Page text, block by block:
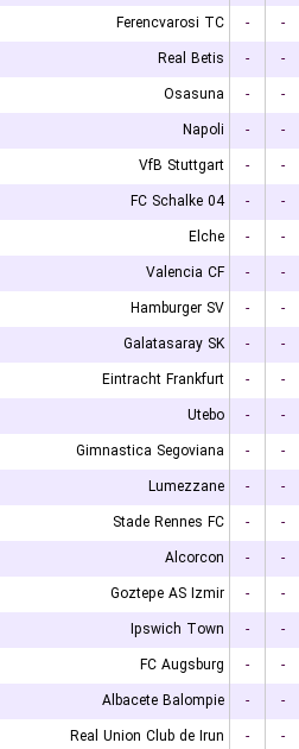
Ferencvarosi TC
- -
Real Betis
- -
Osasuna
- -
Napoli
- -
VfB Stuttgart
- -
FC Schalke 04
- -
Elche
- -
Valencia CF
- -
Hamburger SV
- -
Galatasaray SK
- -
Eintracht Frankfurt
- -
Utebo
- -
Gimnastica Segoviana
- -
Lumezzane
- -
Stade Rennes FC
- -
Alcorcon
- -
Goztepe AS Izmir
- -
Ipswich Town
- -
FC Augsburg
- -
Albacete Balompie
- -
Real Union Club de Irun
- -